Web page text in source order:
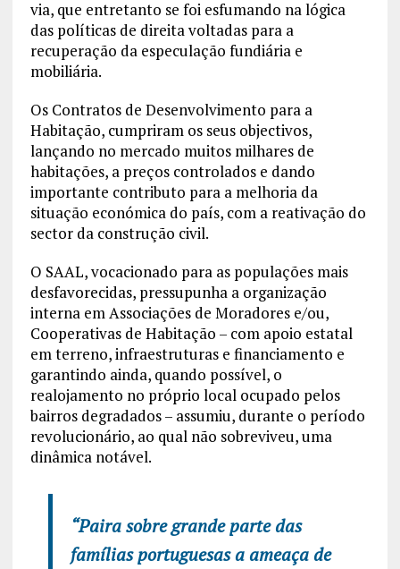
via, que entretanto se foi esfumando na lógica
das políticas de direita voltadas para a
recuperação da especulação fundiária e
mobiliária.
Os Contratos de Desenvolvimento para a
Habitação, cumpriram os seus objectivos,
lançando no mercado muitos milhares de
habitações, a preços controlados e dando
importante contributo para a melhoria da
situação económica do país, com a reativação do
sector da construção civil.
O SAAL, vocacionado para as populações mais
desfavorecidas, pressupunha a organização
interna em Associações de Moradores e/ou,
Cooperativas de Habitação – com apoio estatal
em terreno, infraestruturas e financiamento e
garantindo ainda, quando possível, o
realojamento no próprio local ocupado pelos
bairros degradados – assumiu, durante o período
revolucionário, ao qual não sobreviveu, uma
dinâmica notável.
“Paira sobre grande parte das
famílias portuguesas a ameaça de